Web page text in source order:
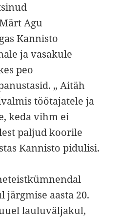
Agu
Kannisto
ja vasakule
peo
„ Aitäh
töötajatele ja
keda vihm ei
paljud koorile
Kannisto pidulisi.
järgmise aasta 20.
lauluväljakul,